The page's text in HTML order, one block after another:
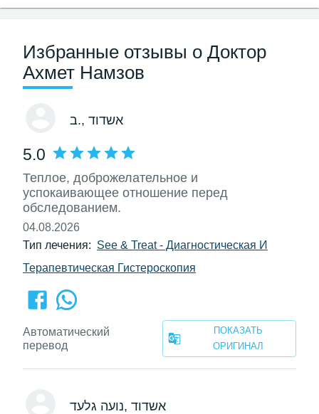
Избранные отзывы о Доктор
Ахмет Намзов
ב. , אשדוד
5.0
Теплое, доброжелательное и
успокаивающее отношение перед
обследованием.
04.08.2026
Тип лечения: See & Treat - Диагностическая И
Терапевтическая Гистероскопия
ПОКАЗАТЬ
ОРИГИНАЛ
Автоматический
перевод
נועה גלעד , אשדוד